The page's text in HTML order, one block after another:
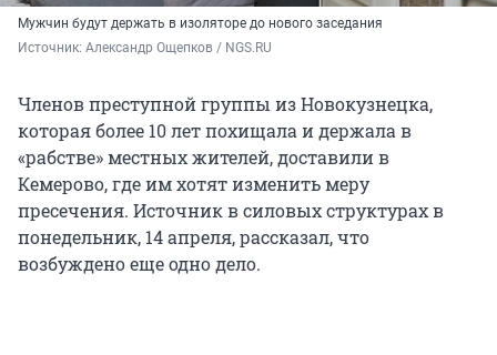
Мужчин будут держать в изоляторе до нового заседания
Источник: Александр Ощепков / NGS.RU
Членов преступной группы из Новокузнецка,
которая более 10 лет похищала и держала в
«рабстве» местных жителей, доставили в
Кемерово, где им хотят изменить меру
пресечения. Источник в силовых структурах в
понедельник, 14 апреля, рассказал, что
возбуждено еще одно дело.